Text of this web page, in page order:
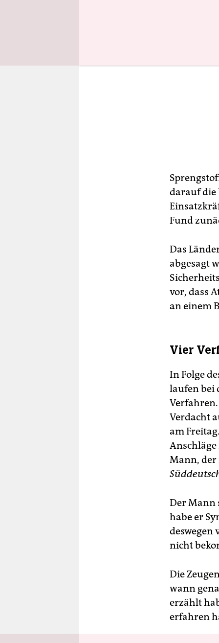
darauf die
Fund
Das
abgesagt
vor, dass
an einem
Vier
In Folge
laufen bei
Verdacht
am
Mann, der
Der Mann
habe er
deswegen
nicht
Die
wann
erzählt
erfahren